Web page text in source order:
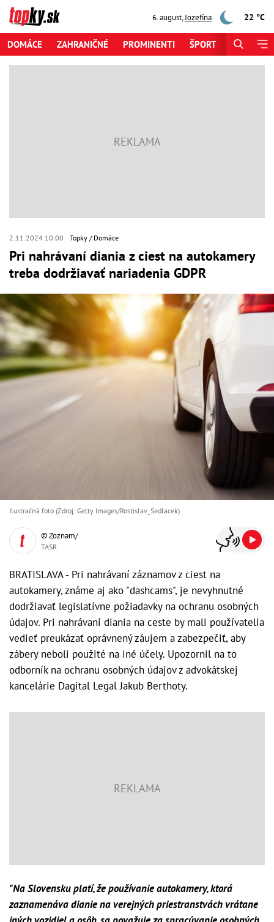
6. august,Jozefína 22 °C
DOMÁCE ZAHRANIČNÉ PROMINENTI ŠPORT
2.11.2024 10:00 Topky Domáce
Pri nahrávaní diania z ciest na autokamery
treba dodržiavať nariadenia GDPR
Ilustračná foto (Zdroj: Getty Images/Rostislav_Sedlacek)
© Zoznam/
TASR
BRATISLAVA - Pri nahrávaní záznamov z ciest na
autokamery, známe aj ako "dashcams", je nevyhnutné
dodržiavať legislatívne požiadavky na ochranu osobných
údajov. Pri nahrávaní diania na ceste by mali používatelia
vedieť preukázať oprávnený záujem a zabezpečiť, aby
zábery neboli použité na iné účely. Upozornil na to
odborník na ochranu osobných údajov z advokátskej
kancelárie Dagital Legal Jakub Berthoty.
"Na Slovensku platí, že používanie autokamery, ktorá
zaznamenáva dianie na verejných priestranstvách vrátane